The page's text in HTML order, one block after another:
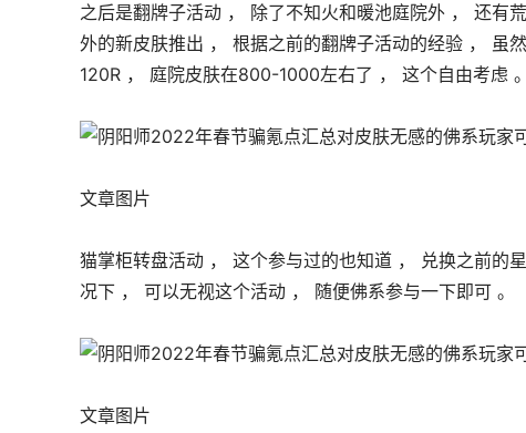
之后是翻牌子活动 ， 除了不知火和暖池庭院外 ， 还有
外的新皮肤推出 ， 根据之前的翻牌子活动的经验 ， 虽
120R ， 庭院皮肤在800-1000左右了 ， 这个自由考虑 。
文章图片
猫掌柜转盘活动 ， 这个参与过的也知道 ， 兑换之前的
况下 ， 可以无视这个活动 ， 随便佛系参与一下即可 。
文章图片